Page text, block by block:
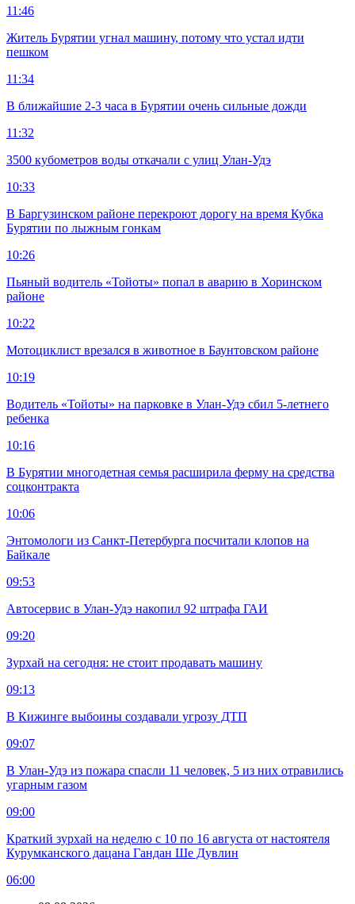
11:46
Житель Бурятии угнал машину, потому что устал идти
пешком
11:34
В ближайшие 2-3 часа в Бурятии очень сильные дожди
11:32
3500 кубометров воды откачали с улиц Улан-Удэ
10:33
В Баргузинском районе перекроют дорогу на время Кубка
Бурятии по лыжным гонкам
10:26
Пьяный водитель «Тойоты» попал в аварию в Хоринском
районе
10:22
Мотоциклист врезался в животное в Баунтовском районе
10:19
Водитель «Тойоты» на парковке в Улан-Удэ сбил 5-летнего
ребенка
10:16
В Бурятии многодетная семья расширила ферму на средства
соцконтракта
10:06
Энтомологи из Санкт-Петербурга посчитали клопов на
Байкале
09:53
Автосервис в Улан-Удэ накопил 92 штрафа ГАИ
09:20
Зурхай на сегодня: не стоит продавать машину
09:13
В Кижинге выбоины создавали угрозу ДТП
09:07
В Улан-Удэ из пожара спасли 11 человек, 5 из них отравились
угарным газом
09:00
Краткий зурхай на неделю с 10 по 16 августа от настоятеля
Курумканского дацана Гандан Ше Дувлин
06:00